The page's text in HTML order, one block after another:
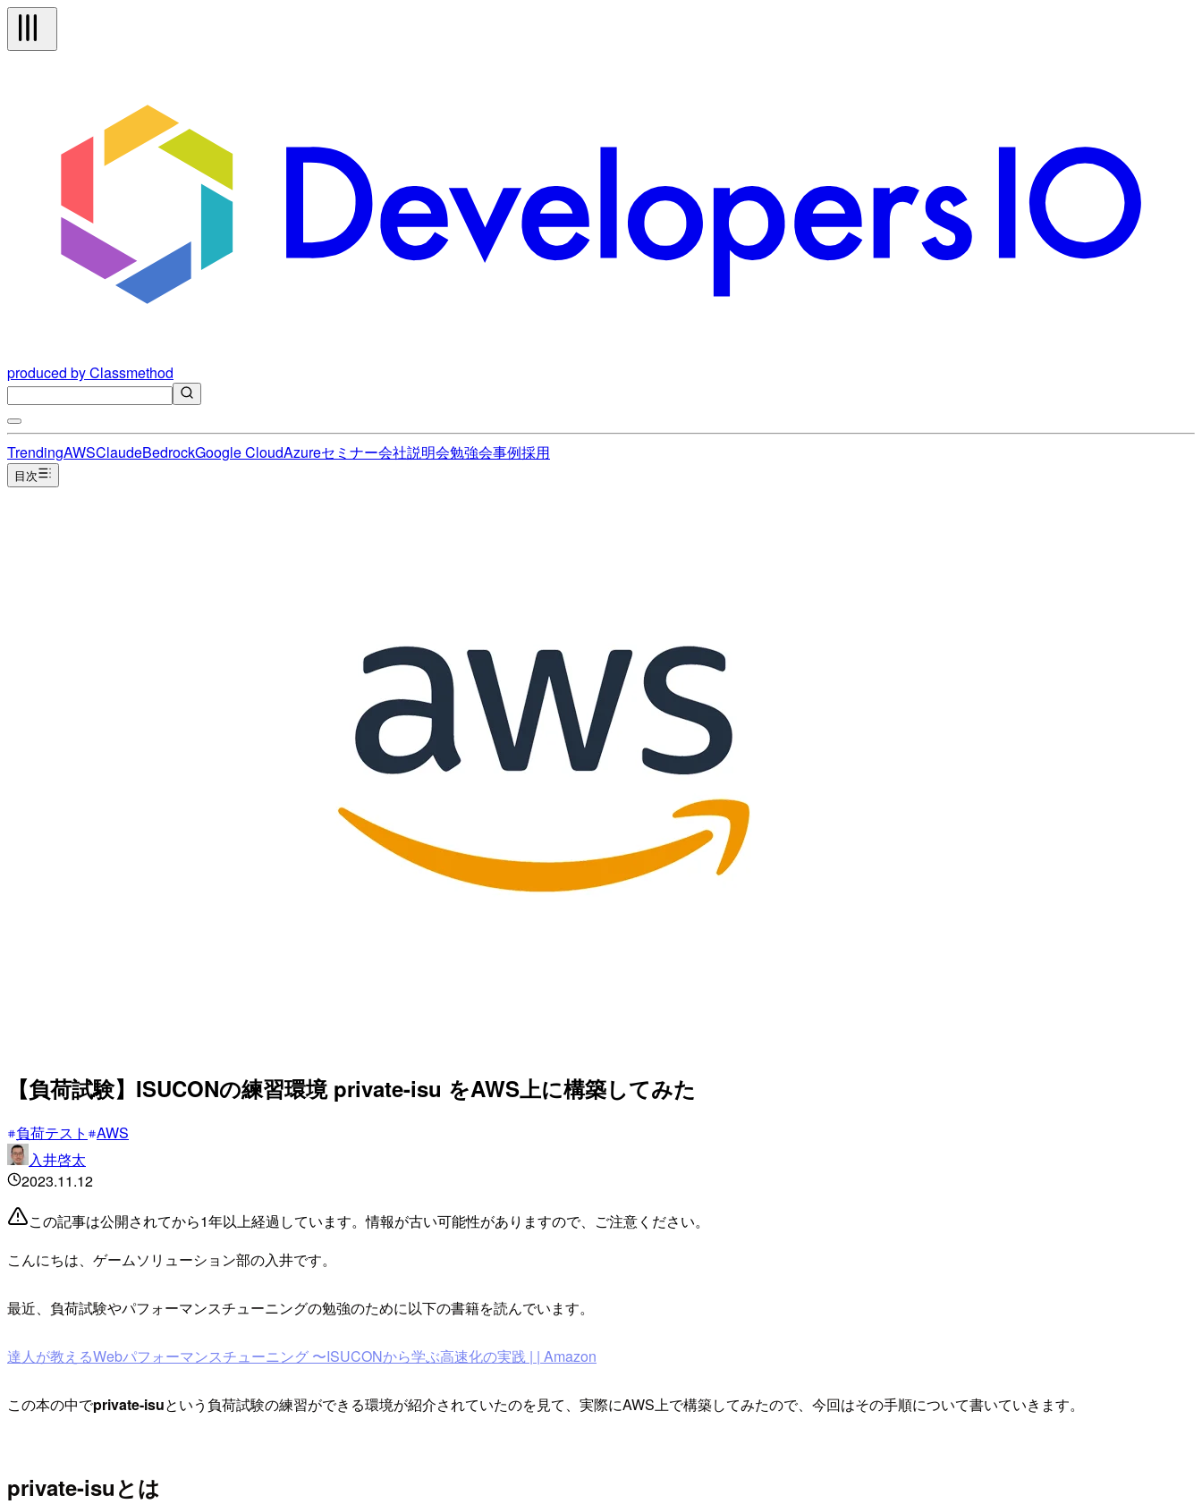
produced by Classmethod
TrendingAWSClaudeBedrockGoogle CloudAzureセミナー会社説明会勉強会事例採用
目次
【負荷試験】ISUCONの練習環境 private-isu をAWS上に構築してみた
負荷テスト
AWS
入井啓太
2023.11.12
この記事は公開されてから1年以上経過しています。情報が古い可能性がありますので、ご注意ください。
こんにちは、ゲームソリューション部の入井です。
最近、負荷試験やパフォーマンスチューニングの勉強のために以下の書籍を読んでいます。
達人が教えるWebパフォーマンスチューニング 〜ISUCONから学ぶ高速化の実践 | | Amazon
この本の中でprivate-isuという負荷試験の練習ができる環境が紹介されていたのを見て、実際にAWS上で構築してみたので、今回はその手順について書いていきます。
private-isuとは